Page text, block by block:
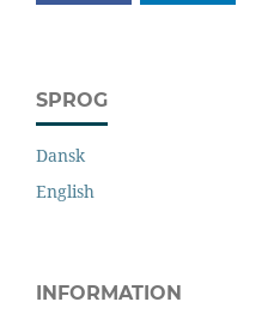
SPROG
Dansk
English
INFORMATION